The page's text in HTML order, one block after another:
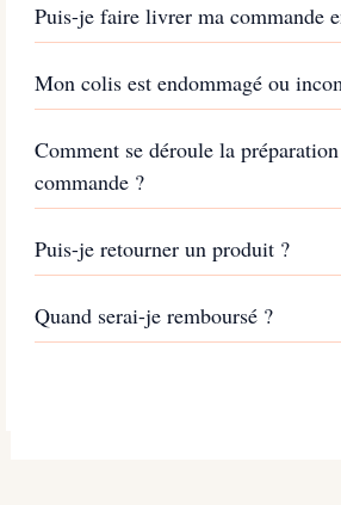
Puis-je faire livrer ma commande
Mon colis est endommagé ou
Comment se déroule la
commande ?
Puis-je retourner un produit ?
Quand serai-je remboursé ?